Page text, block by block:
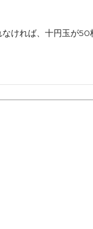
ければ、十円玉が50